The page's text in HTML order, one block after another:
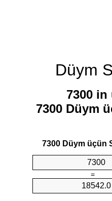
Düym
7300
7300 Düym
7300 Düym üçün
=